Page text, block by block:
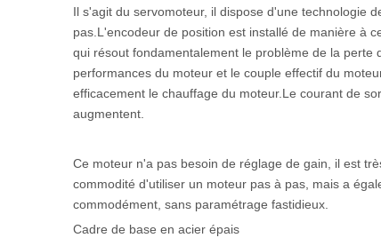
Il s'agit du servomoteur, il dispose d'une technologie
pas.L'encodeur de position est installé de manière à
qui résout fondamentalement le problème de la
performances du moteur et le couple effectif du
efficacement le chauffage du moteur.Le courant de
augmentent.
Ce moteur n'a pas besoin de réglage de gain, il est
commodité d'utiliser un moteur pas à pas, mais a
commodément, sans paramétrage fastidieux.
Cadre de base en acier épais